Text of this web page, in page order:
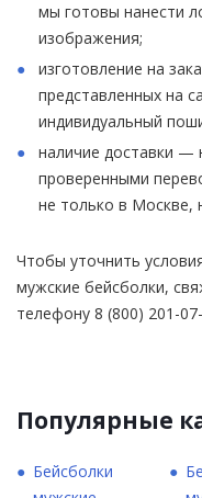
мы готовы нанести
изображения;
изготовление на
представленных на
индивидуальный
наличие доставки —
проверенными
не только в Москве,
Чтобы уточнить
мужские бейсболки,
телефону 8 (800) 201-
Популярные
Бейсболки